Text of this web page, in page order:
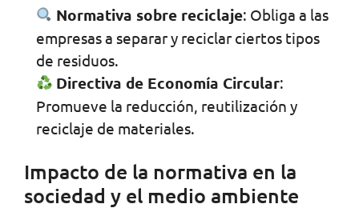
Normativa sobre reciclaje: Obliga a las
empresas a separar y reciclar ciertos tipos
de residuos.
Directiva de Economía Circular:
Promueve la reducción, reutilización y
reciclaje de materiales.
Impacto de la normativa en la
sociedad y el medio ambiente